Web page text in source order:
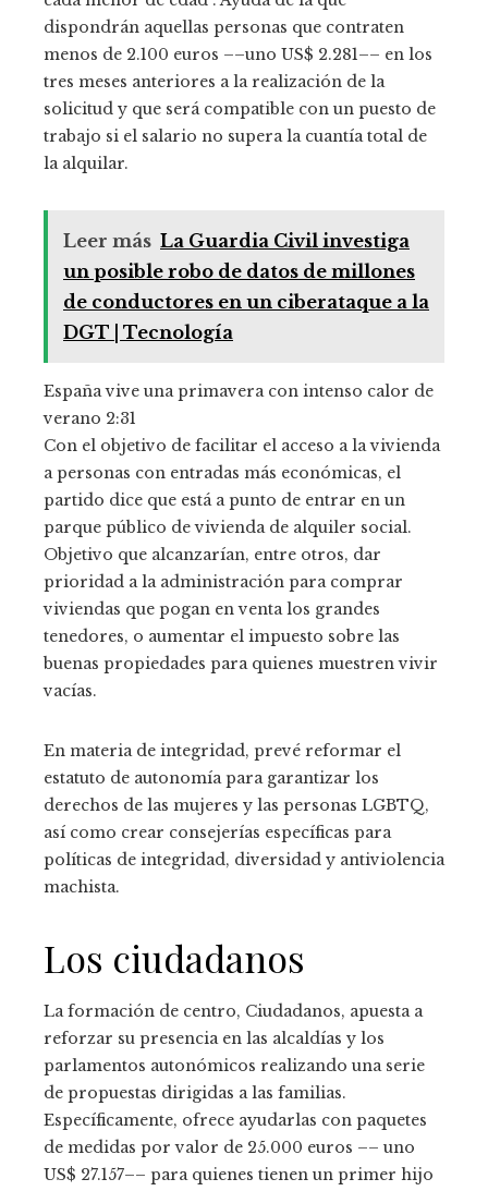
dispondrán aquellas personas que contraten
menos de 2.100 euros ––uno US$ 2.281–– en los
tres meses anteriores a la realización de la
solicitud y que será compatible con un puesto de
trabajo si el salario no supera la cuantía total de
la alquilar.
Leer más La Guardia Civil investiga
un posible robo de datos de millones
de conductores en un ciberataque a la
DGT | Tecnología
España vive una primavera con intenso calor de
verano 2:31
Con el objetivo de facilitar el acceso a la vivienda
a personas con entradas más económicas, el
partido dice que está a punto de entrar en un
parque público de vivienda de alquiler social.
Objetivo que alcanzarían, entre otros, dar
prioridad a la administración para comprar
viviendas que pogan en venta los grandes
tenedores, o aumentar el impuesto sobre las
buenas propiedades para quienes muestren vivir
vacías.
En materia de integridad, prevé reformar el
estatuto de autonomía para garantizar los
derechos de las mujeres y las personas LGBTQ,
así como crear consejerías específicas para
políticas de integridad, diversidad y antiviolencia
machista.
Los ciudadanos
La formación de centro, Ciudadanos, apuesta a
reforzar su presencia en las alcaldías y los
parlamentos autonómicos realizando una serie
de propuestas dirigidas a las familias.
Específicamente, ofrece ayudarlas con paquetes
de medidas por valor de 25.000 euros –– uno
US$ 27.157–– para quienes tienen un primer hijo